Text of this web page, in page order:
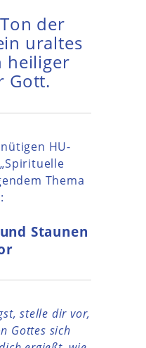
der
uraltes
heiliger
Gott.
HU-
Thema
Staunen
stelle dir vor,
Gottes sich